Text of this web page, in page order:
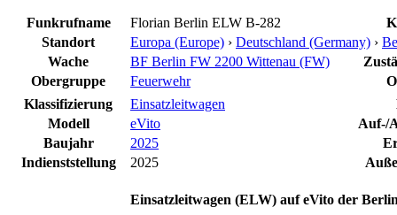
Funkrufname Florian Berlin ELW B-282
Standort
Europa (Europe) › Deutschland (Germany) ›
Wache
BF Berlin FW 2200 Wittenau (FW)
Obergruppe
Feuerwehr
Klassifizierung
Einsatzleitwagen
Modell
eVito
Auf-/
Baujahr
2025
Indienststellung
2025
Einsatzleitwagen (ELW) auf eVito der